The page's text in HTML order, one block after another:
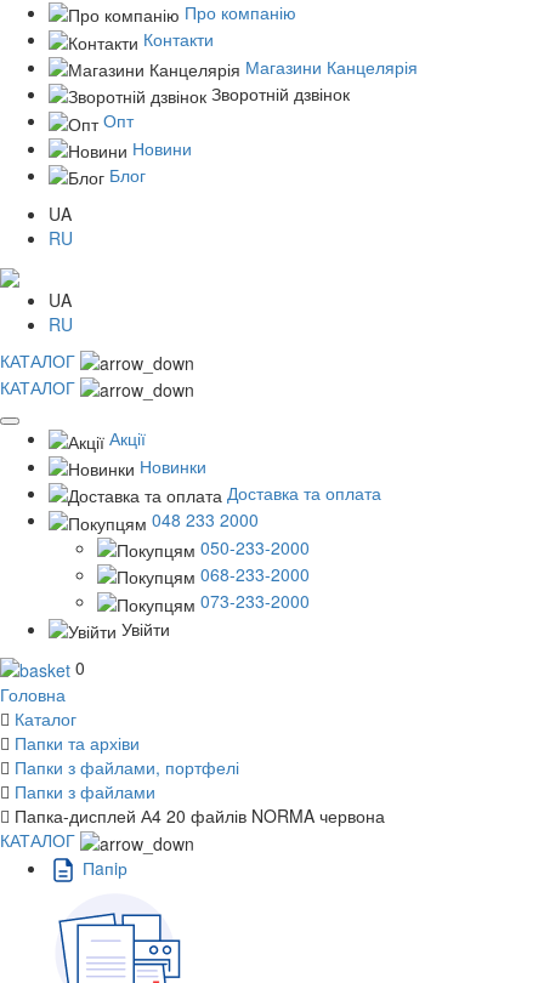
Про компанію
Контакти
Магазини Канцелярія
Зворотній дзвінок
Опт
Новини
Блог
UA
RU
UA
RU
КАТАЛОГ
КАТАЛОГ
Акції
Новинки
Доставка та оплата
048 233 2000
050-233-2000
068-233-2000
073-233-2000
Увійти
0
Головна
Каталог
Папки та архіви
Папки з файлами, портфелі
Папки з файлами
Папка-дисплей А4 20 файлів NORMA червона
КАТАЛОГ
Пaпiр